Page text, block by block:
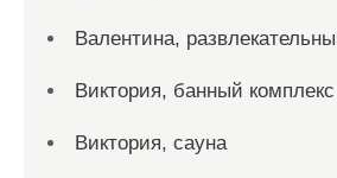
Валентина,
Виктория, банный комплекс
Виктория, сауна